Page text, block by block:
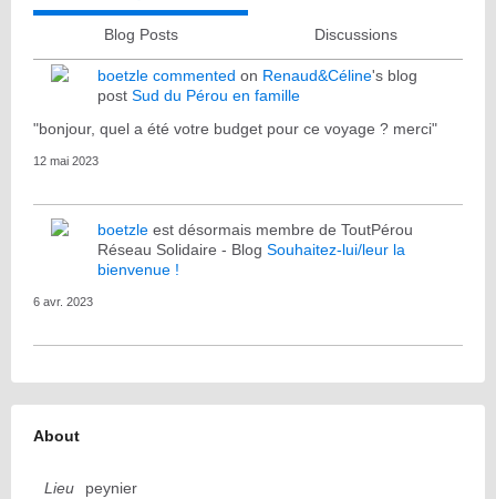
Blog Posts Discussions
boetzle commented on Renaud&Céline's blog
post Sud du Pérou en famille
"bonjour, quel a été votre budget pour ce voyage ? merci"
12 mai 2023
boetzle est désormais membre de ToutPérou
Réseau Solidaire - Blog Souhaitez-lui/leur la
bienvenue !
6 avr. 2023
About
Lieu peynier